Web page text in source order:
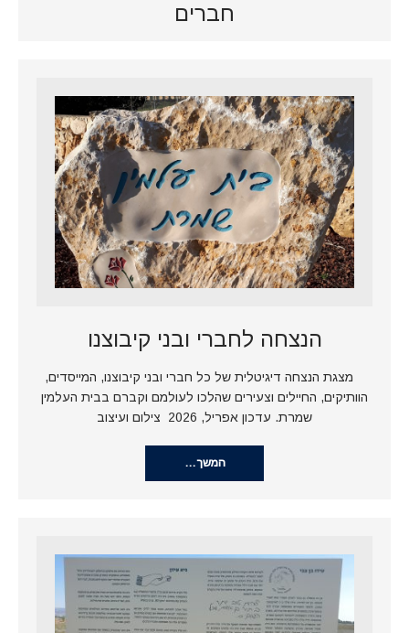
חברים
הנצחה לחברי ובני קיבוצנו
מצגת הנצחה דיגיטלית של כל חברי ובני קיבוצנו, המייסדים,
הוותיקים, החיילים וצעירים שהלכו לעולמם וקברם בבית העלמין
שמרת. עדכון אפריל, 2026 צילום ועיצוב
המשך…